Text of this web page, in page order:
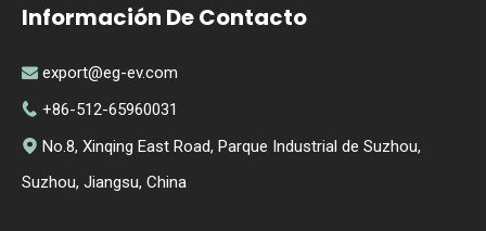
Información De Contacto
 export@eg-ev.com
 +86-512-65960031
 No.8, Xinqing East Road, Parque Industrial de Suzhou,
Suzhou, Jiangsu, China